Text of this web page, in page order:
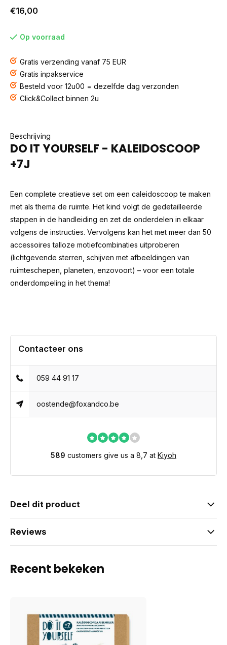
€16,00
Op voorraad
Gratis verzending vanaf 75 EUR
Gratis inpakservice
Besteld voor 12u00 = dezelfde dag verzonden
Click&Collect binnen 2u
Beschrijving
DO IT YOURSELF - KALEIDOSCOOP
+7J
Een complete creatieve set om een caleidoscoop te maken
met als thema de ruimte. Het kind volgt de gedetailleerde
stappen in de handleiding en zet de onderdelen in elkaar
volgens de instructies. Vervolgens kan het met meer dan 50
accessoires talloze motiefcombinaties uitproberen
(lichtgevende sterren, schijven met afbeeldingen van
ruimteschepen, planeten, enzovoort) – voor een totale
onderdompeling in het thema!
Contacteer ons
059 44 91 17
oostende@foxandco.be
589 customers give us a 8,7 at Kiyoh
Deel dit product
Reviews
Recent bekeken